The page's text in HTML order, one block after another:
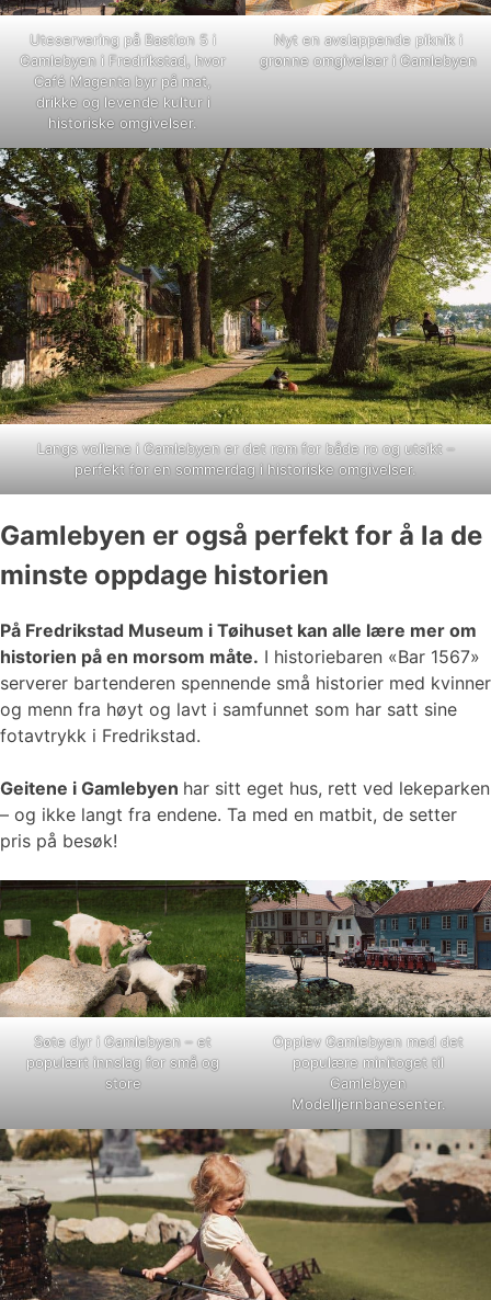
Uteservering på Bastion 5 i
Gamlebyen i Fredrikstad, hvor
Café Magenta byr på mat,
drikke og levende kultur i
historiske omgivelser.
Nyt en avslappende piknik i
grønne omgivelser i Gamlebyen
Langs vollene i Gamlebyen er det rom for både ro og utsikt –
perfekt for en sommerdag i historiske omgivelser.
Gamlebyen er også perfekt for å la de
minste oppdage historien
På Fredrikstad Museum i Tøihuset kan alle lære mer om
historien på en morsom måte. I historiebaren «Bar 1567»
serverer bartenderen spennende små historier med kvinner
og menn fra høyt og lavt i samfunnet som har satt sine
fotavtrykk i Fredrikstad.
Geitene i Gamlebyen har sitt eget hus, rett ved lekeparken
– og ikke langt fra endene. Ta med en matbit, de setter
pris på besøk!
Søte dyr i Gamlebyen – et
populært innslag for små og
store
Opplev Gamlebyen med det
populære minitoget til
Gamlebyen
Modelljernbanesenter.